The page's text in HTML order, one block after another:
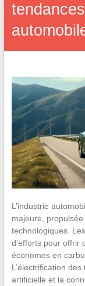
L’industrie
majeure,
technologiques.
d’efforts pour offrir
économes en
L’électrification
artificielle et la